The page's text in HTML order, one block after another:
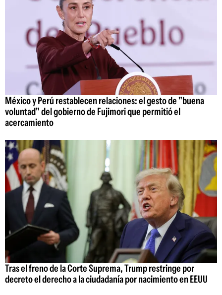
México y Perú restablecen relaciones: el gesto de "buena
voluntad" del gobierno de Fujimori que permitió el
acercamiento
Tras el freno de la Corte Suprema, Trump restringe por
decreto el derecho a la ciudadanía por nacimiento en EEUU